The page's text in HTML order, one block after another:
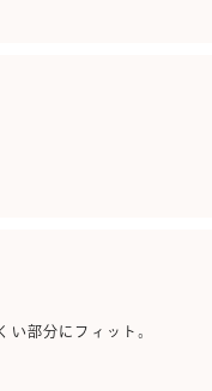
い部分にフィット。